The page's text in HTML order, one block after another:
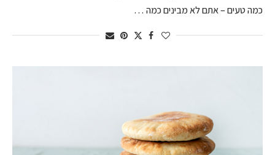
כמה טעים – אתם לא מבינים כמה …